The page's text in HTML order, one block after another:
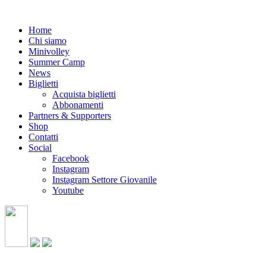
Home
Chi siamo
Minivolley
Summer Camp
News
Biglietti
Acquista biglietti
Abbonamenti
Partners & Supporters
Shop
Contatti
Social
Facebook
Instagram
Instagram Settore Giovanile
Youtube